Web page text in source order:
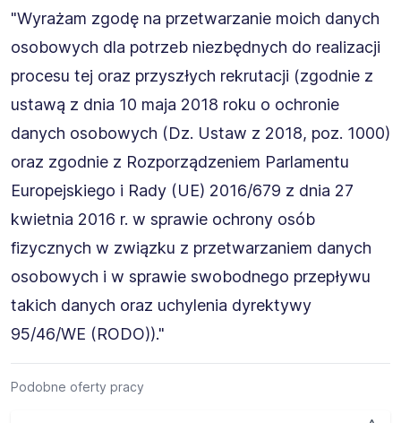
"Wyrażam zgodę na przetwarzanie moich danych
osobowych dla potrzeb niezbędnych do realizacji
procesu tej oraz przyszłych rekrutacji (zgodnie z
ustawą z dnia 10 maja 2018 roku o ochronie
danych osobowych (Dz. Ustaw z 2018, poz. 1000)
oraz zgodnie z Rozporządzeniem Parlamentu
Europejskiego i Rady (UE) 2016/679 z dnia 27
kwietnia 2016 r. w sprawie ochrony osób
fizycznych w związku z przetwarzaniem danych
osobowych i w sprawie swobodnego przepływu
takich danych oraz uchylenia dyrektywy
95/46/WE (RODO))."
Podobne oferty pracy